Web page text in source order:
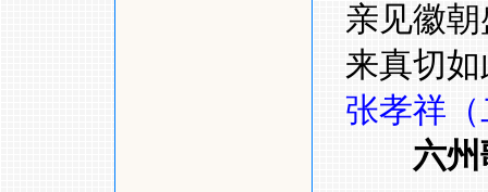
亲见徽
来真切
张孝祥
六